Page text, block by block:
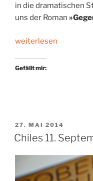
in die dramatischen
uns der Roman
„Venceremos!
Kybernetik“
weiterlesen
Gefällt mir:
VERÖFFENTLICHT
AM
27. MAI 2014
Chiles 11.